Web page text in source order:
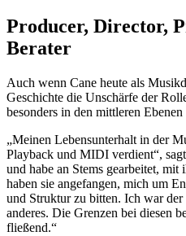
Producer, Director,
Berater
Auch wenn Cane heute als
Geschichte die Unschärfe der
besonders in den mittleren
„Meinen Lebensunterhalt in der
Playback und MIDI verdient“,
und habe an Stems gearbeitet,
haben sie angefangen, mich um
und Struktur zu bitten. Ich war
anderes. Die Grenzen bei diesen
fließend.“